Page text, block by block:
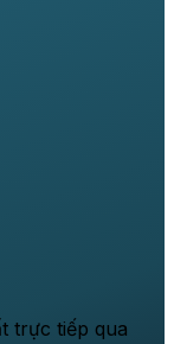
trực tiếp qua